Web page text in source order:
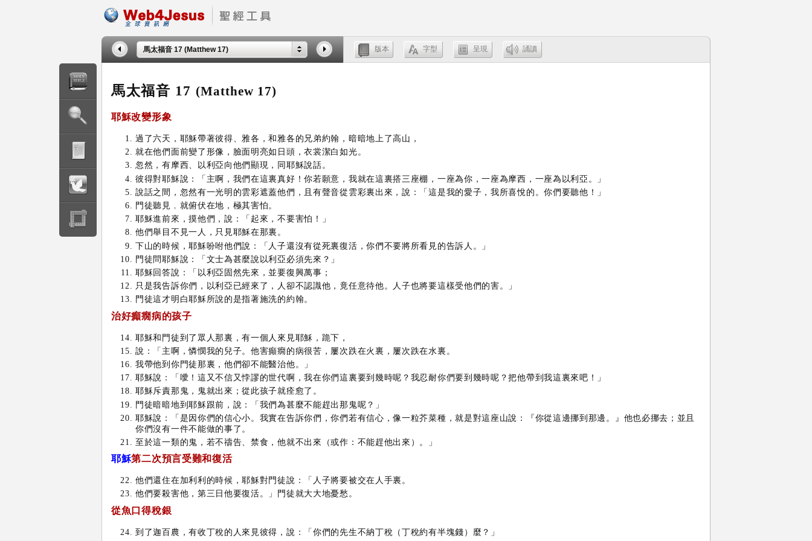
馬太福音 17 (Matthew 17)
馬太福音 17 (Matthew 17)
耶穌改變形象
過了六天，耶穌帶著彼得、雅各，和雅各的兄弟約翰，暗暗地上了高山，
就在他們面前變了形像，臉面明亮如日頭，衣裳潔白如光。
忽然，有摩西、以利亞向他們顯現，同耶穌說話。
彼得對耶穌說：「主啊，我們在這裏真好！你若願意，我就在這裏搭三座棚，一座為你，一座為摩西，一座為以利亞。」
說話之間，忽然有一光明的雲彩遮蓋他們，且有聲音從雲彩裏出來，說：「這是我的愛子，我所喜悅的。你們要聽他！」
門徒聽見﹐就俯伏在地，極其害怕。
耶穌進前來，摸他們，說：「起來，不要害怕！」
他們舉目不見一人，只見耶穌在那裏。
下山的時候，耶穌吩咐他們說：「人子還沒有從死裏復活，你們不要將所看見的告訴人。」
門徒問耶穌說：「文士為甚麼說以利亞必須先來？」
耶穌回答說：「以利亞固然先來，並要復興萬事；
只是我告訴你們，以利亞已經來了，人卻不認識他，竟任意待他。人子也將要這樣受他們的害。」
門徒這才明白耶穌所說的是指著施洗的約翰。
治好癲癇病的孩子
耶穌和門徒到了眾人那裏，有一個人來見耶穌，跪下，
說：「主啊，憐憫我的兒子。他害癲癇的病很苦，屢次跌在火裏，屢次跌在水裏。
我帶他到你門徒那裏，他們卻不能醫治他。」
耶穌說：「噯！這又不信又悖謬的世代啊，我在你們這裏要到幾時呢？我忍耐你們要到幾時呢？把他帶到我這裏來吧！」
耶穌斥責那鬼，鬼就出來；從此孩子就痊愈了。
門徒暗暗地到耶穌跟前，說：「我們為甚麼不能趕出那鬼呢？」
耶穌說：「是因你們的信心小。我實在告訴你們，你們若有信心，像一粒芥菜種，就是對這座山說：『你從這邊挪到那邊。』他也必挪去；並且
你們沒有一件不能做的事了。
至於這一類的鬼，若不禱告、禁食，他就不出來（或作：不能趕他出來）。」
耶穌第二次預言受難和復活
他們還住在加利利的時候，耶穌對門徒說：「人子將要被交在人手裏。
他們要殺害他，第三日他要復活。」門徒就大大地憂愁。
從魚口得稅銀
到了迦百農，有收丁稅的人來見彼得，說：「你們的先生不納丁稅（丁稅約有半塊錢）麼？」